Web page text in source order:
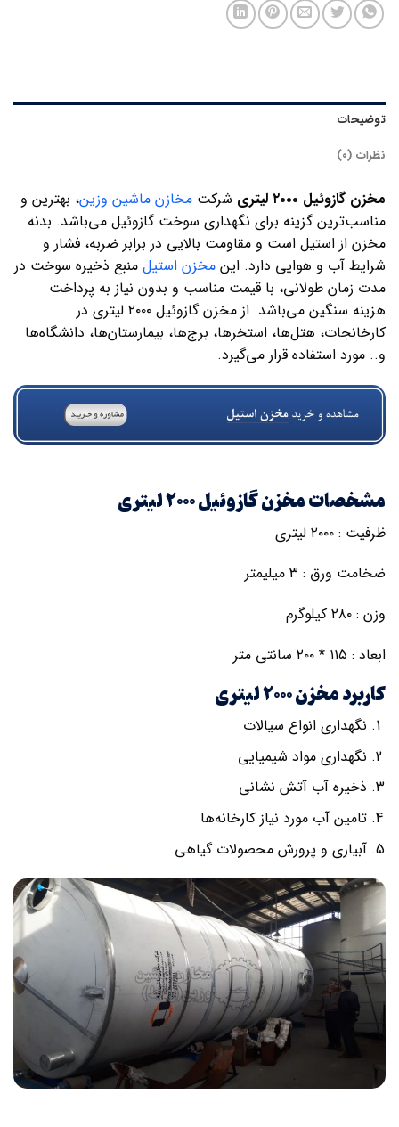
توضیحات
نظرات (۰)
مخزن گازوئیل ۲۰۰۰ لیتری شرکت مخازن ماشین وزین، بهترین و
مناسب‌ترین گزینه برای نگهداری سوخت گازوئیل می‌باشد. بدنه
مخزن از استیل است و مقاومت بالایی در برابر ضربه، فشار و
شرایط آب و هوایی دارد. این مخزن استیل منبع ذخیره سوخت در
مدت زمان طولانی، با قیمت مناسب و بدون نیاز به پرداخت
هزینه سنگین می‌باشد. از مخزن گازوئیل ۲۰۰۰ لیتری در
کارخانجات، هتل‌ها، استخرها، برج‌ها، بیمارستان‌ها، دانشگاه‌ها
و.. مورد استفاده قرار می‌گیرد.
مشخصات مخزن گازوئیل ۲۰۰۰ لیتری
ظرفیت : ۲۰۰۰ لیتری
ضخامت ورق : ۳ میلیمتر
وزن : ۲۸۰ کیلوگرم
ابعاد : ۱۱۵ * ۲۰۰ سانتی متر
کاربرد مخزن ۲۰۰۰ لیتری
نگهداری انواع سیالات
نگهداری مواد شیمیایی
ذخیره آب آتش نشانی
تامین آب مورد نیاز کارخانه‌ها
آبیاری و پرورش محصولات گیاهی